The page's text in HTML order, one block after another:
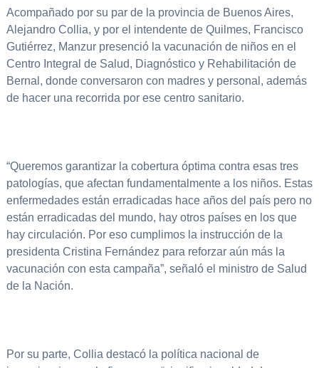
Acompañado por su par de la provincia de Buenos Aires,
Alejandro Collia, y por el intendente de Quilmes, Francisco
Gutiérrez, Manzur presenció la vacunación de niños en el
Centro Integral de Salud, Diagnóstico y Rehabilitación de
Bernal, donde conversaron con madres y personal, además
de hacer una recorrida por ese centro sanitario.
“Queremos garantizar la cobertura óptima contra esas tres
patologías, que afectan fundamentalmente a los niños. Estas
enfermedades están erradicadas hace años del país pero no
están erradicadas del mundo, hay otros países en los que
hay circulación. Por eso cumplimos la instrucción de la
presidenta Cristina Fernández para reforzar aún más la
vacunación con esta campaña”, señaló el ministro de Salud
de la Nación.
Por su parte, Collia destacó la política nacional de